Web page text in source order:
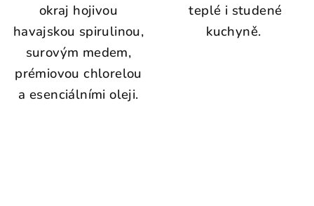
okraj hojivou
havajskou spirulinou,
surovým medem,
prémiovou chlorelou
a esenciálními oleji.
teplé i studené
kuchyně.